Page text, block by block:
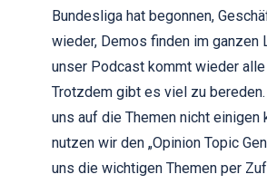
Bundesliga hat begonnen,
wieder, Demos finden im ganzen
unser Podcast kommt wieder alle
Trotzdem gibt es viel zu
uns auf die Themen nicht einigen
nutzen wir den „Opinion Topic
uns die wichtigen Themen per